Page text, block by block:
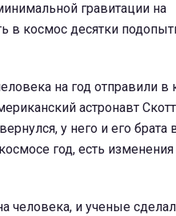
гравитации на
в космос десятки
на год отправили в
астронавт
у него и его брата
год, есть изменения
человека, и ученые